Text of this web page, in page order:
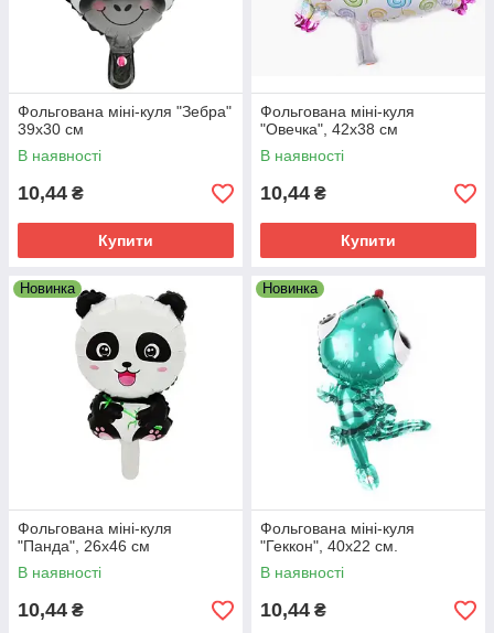
Фольгована міні-куля "Зебра"
39х30 см
В наявності
10,44 ₴
Купити
Фольгована міні-куля
"Овечка", 42х38 см
В наявності
10,44 ₴
Купити
Новинка
Фольгована міні-куля
"Панда", 26х46 см
В наявності
10,44 ₴
Новинка
Фольгована міні-куля
"Геккон", 40х22 см.
В наявності
10,44 ₴